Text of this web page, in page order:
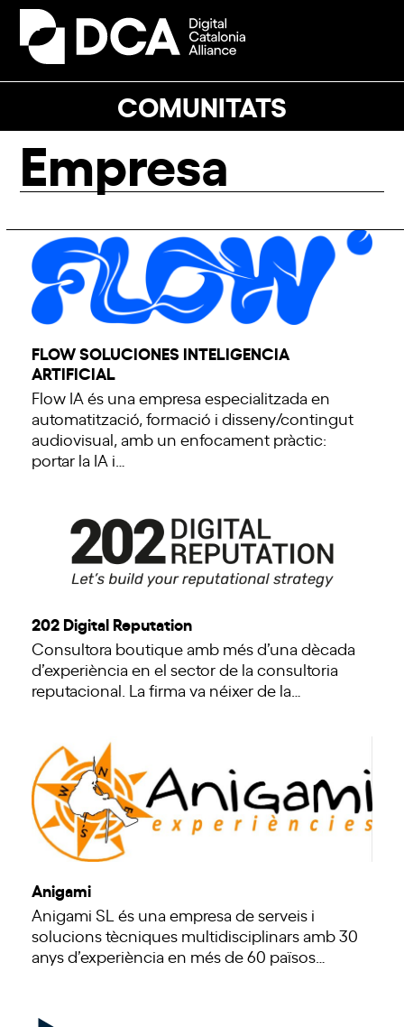
Skip
content
COMUNITATS
Open
mobile
Close
mobile
Empresa
FLOW SOLUCIONES INTELIGENCIA
ARTIFICIAL
Flow IA és una empresa especialitzada en
automatització, formació i disseny/contingut
audiovisual, amb un enfocament pràctic:
portar la IA i…
202 Digital Reputation
Consultora boutique amb més d’una dècada
d’experiència en el sector de la consultoria
reputacional. La firma va néixer de la…
Anigami
Anigami SL és una empresa de serveis i
solucions tècniques multidisciplinars amb 30
anys d’experiència en més de 60 països…